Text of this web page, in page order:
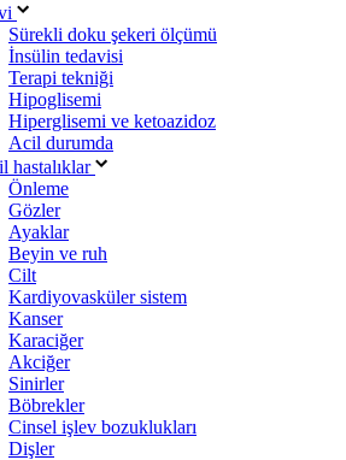
Sürekli doku şekeri ölçümü
İnsülin tedavisi
Terapi tekniği
Hipoglisemi
Hiperglisemi ve ketoazidoz
Acil durumda
hastalıklar
Önleme
Gözler
Ayaklar
Beyin ve ruh
Cilt
Kardiyovasküler sistem
Kanser
Karaciğer
Akciğer
Sinirler
Böbrekler
Cinsel işlev bozuklukları
Dişler